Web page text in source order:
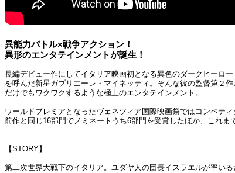
異能力バトル×戦争アクション！
異形のエンタテインメントが誕生！
長編デビュー作にしてイタリア映画初となる異色のダークヒーロ
を呼んだ新星ガブリエーレ・マイネッティ。そんな彼の監督第２
だけでもワクワクするような極上のエンタテインメント。
ワールドプレミアとなったヴェネツィア国際映画祭ではコンペテ
前作と同じ16部門でノミネートうち6部門を受賞したほか、これ
【STORY】
第二次世界大戦下のイタリア。ユダヤ人の団長イスラエルが率い